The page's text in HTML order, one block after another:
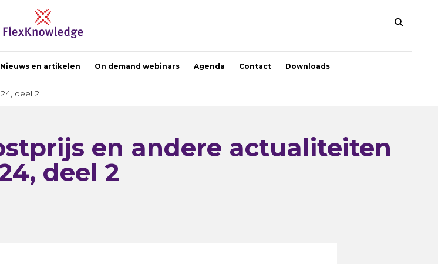
Nieuws en artikelen On demand webinars Agenda Contact Downloads
deel 2
en andere actualiteiten
deel 2